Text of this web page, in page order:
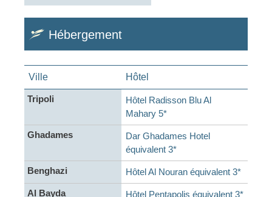
Hébergement
Ville Hôtel
Tripoli
Hôtel Radisson Blu Al
Mahary 5*
Ghadames
Dar Ghadames Hotel
équivalent 3*
Benghazi Hôtel Al Nouran équivalent 3*
Al Bayda Hôtel Pentapolis équivalent 3*